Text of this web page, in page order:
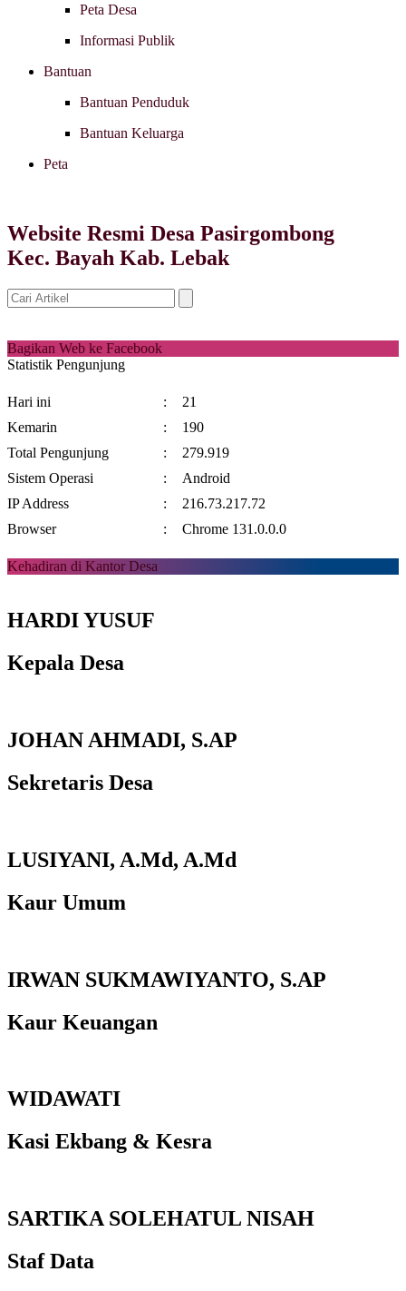
Peta Desa
Informasi Publik
Bantuan
Bantuan Penduduk
Bantuan Keluarga
Peta
Website Resmi Desa Pasirgombong
Kec. Bayah Kab. Lebak
Bagikan Web ke Facebook
Statistik Pengunjung
Hari ini :
21
Kemarin
:
190
Total Pengunjung
:
279.919
Sistem Operasi
:
Android
IP Address
:
216.73.217.72
Browser
: Chrome 131.0.0.0
Kehadiran di Kantor Desa
HARDI YUSUF
Kepala Desa
JOHAN AHMADI, S.AP
Sekretaris Desa
LUSIYANI, A.Md, A.Md
Kaur Umum
IRWAN SUKMAWIYANTO, S.AP
Kaur Keuangan
WIDAWATI
Kasi Ekbang & Kesra
SARTIKA SOLEHATUL NISAH
Staf Data